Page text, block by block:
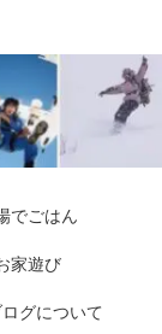
でごはん
家遊び
グについて